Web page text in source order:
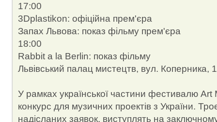
17:00
3Dplastikon: офіційна прем'єра
Запах Львова: показ фільму прем'єра
18:00
Rabbit a la Berlin: показ фільму
Львівський палац мистецтв, вул. Коперника,
У рамках української частини фестивалю Art
конкурс для музичних проектів з України.
надісланих заявок, виступлять на